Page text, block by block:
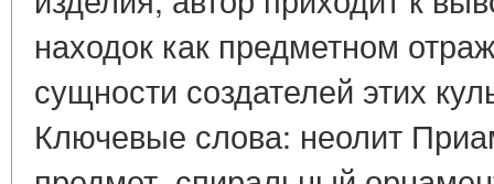
находок как предметном
сущности создателей этих
Ключевые слова: неолит